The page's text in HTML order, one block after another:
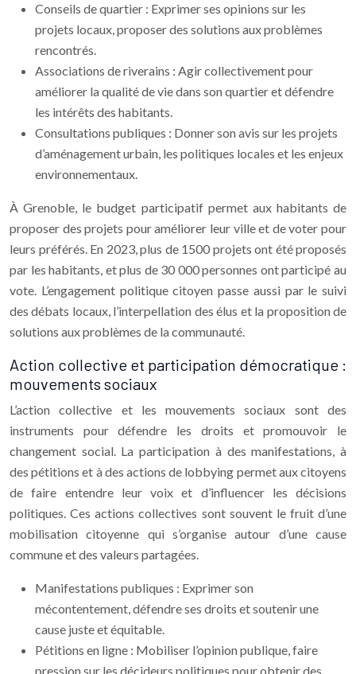
Conseils de quartier : Exprimer ses opinions sur les
projets locaux, proposer des solutions aux problèmes
rencontrés.
Associations de riverains : Agir collectivement pour
améliorer la qualité de vie dans son quartier et défendre
les intérêts des habitants.
Consultations publiques : Donner son avis sur les projets
d’aménagement urbain, les politiques locales et les enjeux
environnementaux.
À Grenoble, le budget participatif permet aux habitants de
proposer des projets pour améliorer leur ville et de voter pour
leurs préférés. En 2023, plus de 1500 projets ont été proposés
par les habitants, et plus de 30 000 personnes ont participé au
vote. L’engagement politique citoyen passe aussi par le suivi
des débats locaux, l’interpellation des élus et la proposition de
solutions aux problèmes de la communauté.
Action collective et participation démocratique :
mouvements sociaux
L’action collective et les mouvements sociaux sont des
instruments pour défendre les droits et promouvoir le
changement social. La participation à des manifestations, à
des pétitions et à des actions de lobbying permet aux citoyens
de faire entendre leur voix et d’influencer les décisions
politiques. Ces actions collectives sont souvent le fruit d’une
mobilisation citoyenne qui s’organise autour d’une cause
commune et des valeurs partagées.
Manifestations publiques : Exprimer son
mécontentement, défendre ses droits et soutenir une
cause juste et équitable.
Pétitions en ligne : Mobiliser l’opinion publique, faire
pression sur les décideurs politiques pour obtenir des